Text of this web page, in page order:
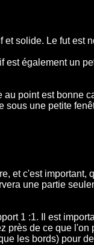
solide. Le fut est
est également un
point est bonne
sous une petite
et c'est important,
une partie
1 :1. Il est
près de ce que l'on
les bords) pour